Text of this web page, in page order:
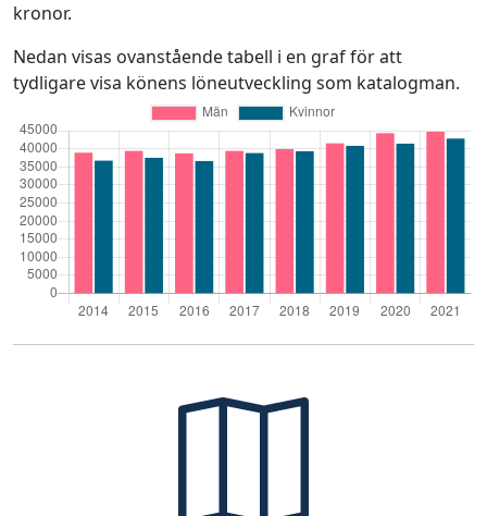
kronor.
Nedan visas ovanstående tabell i en graf för att
tydligare visa könens löneutveckling som katalogman.